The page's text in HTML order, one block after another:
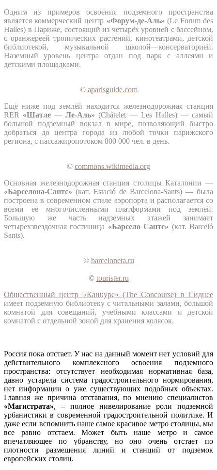
Одним из примеров освоения подземного пространства
является коммерческий центр «Форум-де-Аль» (Le Forum des
Halles) в Париже, состоящий из четырёх уровней с бассейном,
с оранжереей тропических растений, кинотеатрами, детской
библиотекой, музыкальной школой—консерваторией.
Наземный уровень центра отдан под парк с аллеями и
детскими площадками.
© aparisguide.com
Ещё ниже под землёй находится железнодорожная станция
RER «Шатле — Ле-Аль» (Châtelet — Les Halles) — самый
большой подземный вокзал в мире, позволяющий быстро
добраться до центра города из любой точки парижского
региона, с пассажиропотоком 800 000 чел. в день.
© commons.wikimedia.org
Основная железнодорожная станция столицы Каталонии —
«Барселона-Сантс» (кат. Estació de Barcelona-Sants) — была
построена в современном стиле аэропорта и располагается со
всеми её многочисленными платформами под землей.
Большую же часть надземных этажей занимает
четырехзвездочная гостиница «Барсело Сантс» (кат. Barceló
Sants).
© barceloneta.ru
© tourister.ru
Общественный центр «Канкурс» (The Concourse) в Сиднее
имеет подземную библиотеку с читальными залами, большой
комнатой для совещаний, учебными классами и детской
комнатой с отдельной зоной для хранения колясок.
Россия пока отстает. У нас на данный момент нет условий для
действительного комплексного освоения подземного
пространства: отсутствует необходимая нормативная база,
давно устарела система градостроительного нормирования,
нет информации о уже существующих подобных объектах.
Главная же причина отставания, по мнению специалистов
«Магистрата», – полное нивелирование роли подземной
урбанистики в современной градостроительной политике. И
даже если вспомнить наше самое красивое метро столицы, мы
все равно отстаем. Может быть наше метро и самое
впечатляющее по убранству, но оно очень отстает по
плотности размещения линий и станций от подземок
европейских столиц.